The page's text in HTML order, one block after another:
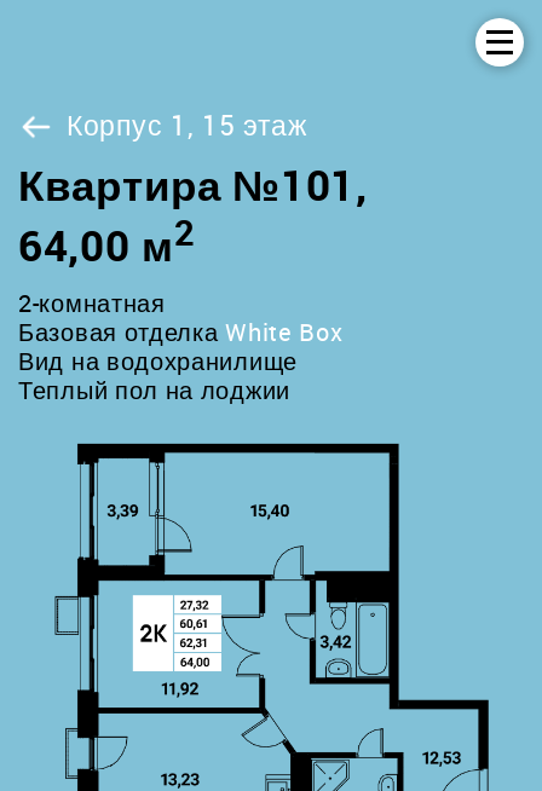
Корпус 1, 15 этаж
Квартира №101,
64,00 м2
2-комнатная
Базовая отделкаWhite Box
Вид на водохранилище
Теплый пол на лоджии